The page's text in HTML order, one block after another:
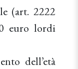
(art. 2222
euro lordi
dell’età